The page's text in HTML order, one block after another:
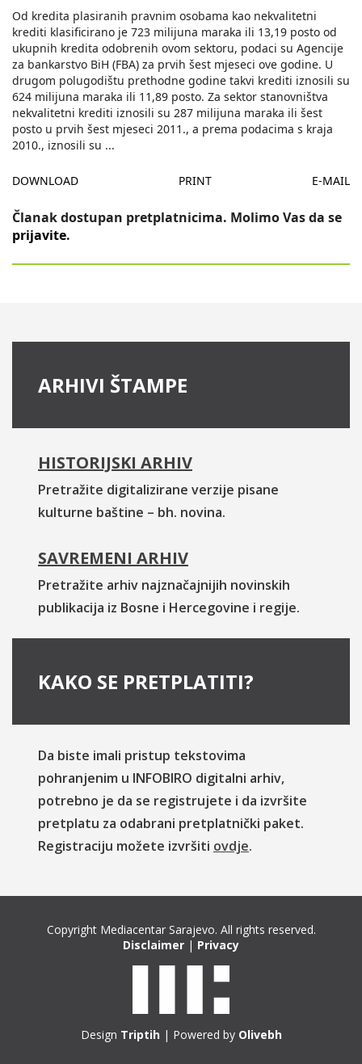
Od kredita plasiranih pravnim osobama kao nekvalitetni
krediti klasificirano je 723 milijuna maraka ili 13,19 posto od
ukupnih kredita odobrenih ovom sektoru, podaci su Agencije
za bankarstvo BiH (FBA) za prvih šest mjeseci ove godine. U
drugom polugodištu prethodne godine takvi krediti iznosili su
624 milijuna maraka ili 11,89 posto. Za sektor stanovništva
nekvalitetni krediti iznosili su 287 milijuna maraka ili šest
posto u prvih šest mjeseci 2011., a prema podacima s kraja
2010., iznosili su ...
DOWNLOAD PRINT E-MAIL
Članak dostupan pretplatnicima. Molimo Vas da se
prijavite.
ARHIVI ŠTAMPE
HISTORIJSKI ARHIV
Pretražite digitalizirane verzije pisane
kulturne baštine – bh. novina.
SAVREMENI ARHIV
Pretražite arhiv najznačajnijih novinskih
publikacija iz Bosne i Hercegovine i regije.
KAKO SE PRETPLATITI?
Da biste imali pristup tekstovima
pohranjenim u INFOBIRO digitalni arhiv,
potrebno je da se registrujete i da izvršite
pretplatu za odabrani pretplatnički paket.
Registraciju možete izvršiti ovdje.
Copyright Mediacentar Sarajevo. All rights reserved.
Disclaimer | Privacy
Design Triptih| Powered by Olivebh